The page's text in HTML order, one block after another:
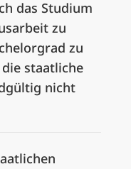
das Studium
zu
zu
staatliche
nicht